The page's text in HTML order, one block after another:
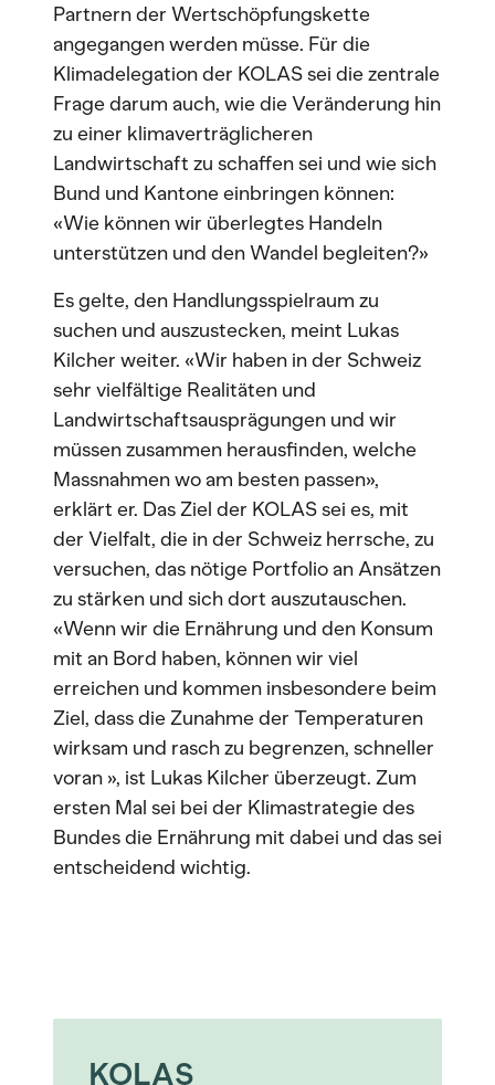
Partnern der Wertschöpfungskette
angegangen werden müsse. Für die
Klimadelegation der KOLAS sei die zentrale
Frage darum auch, wie die Veränderung hin
zu einer klimaverträglicheren
Landwirtschaft zu schaffen sei und wie sich
Bund und Kantone einbringen können:
«Wie können wir überlegtes Handeln
unterstützen und den Wandel begleiten?»
Es gelte, den Handlungsspielraum zu
suchen und auszustecken, meint Lukas
Kilcher weiter. «Wir haben in der Schweiz
sehr vielfältige Realitäten und
Landwirtschaftsausprägungen und wir
müssen zusammen herausfinden, welche
Massnahmen wo am besten passen»,
erklärt er. Das Ziel der KOLAS sei es, mit
der Vielfalt, die in der Schweiz herrsche, zu
versuchen, das nötige Portfolio an Ansätzen
zu stärken und sich dort auszutauschen.
«Wenn wir die Ernährung und den Konsum
mit an Bord haben, können wir viel
erreichen und kommen insbesondere beim
Ziel, dass die Zunahme der Temperaturen
wirksam und rasch zu begrenzen, schneller
voran », ist Lukas Kilcher überzeugt. Zum
ersten Mal sei bei der Klimastrategie des
Bundes die Ernährung mit dabei und das sei
entscheidend wichtig.
KOLAS